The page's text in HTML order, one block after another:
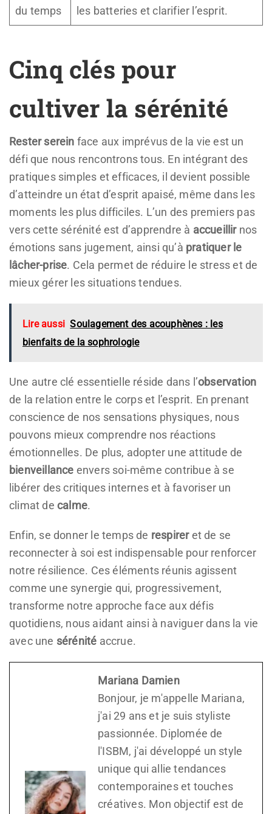
du temps
les batteries et clarifier l’esprit.
Cinq clés pour
cultiver la sérénité
Rester serein face aux imprévus de la vie est un
défi que nous rencontrons tous. En intégrant des
pratiques simples et efficaces, il devient possible
d’atteindre un état d’esprit apaisé, même dans les
moments les plus difficiles. L’un des premiers pas
vers cette sérénité est d’apprendre à accueillirnos
émotions sans jugement, ainsi qu’à pratiquer le
lâcher-prise. Cela permet de réduire le stress et de
mieux gérer les situations tendues.
Lire aussi Soulagement des acouphènes : les
bienfaits de la sophrologie
Une autre clé essentielle réside dans l’observation
de la relation entre le corps et l’esprit. En prenant
conscience de nos sensations physiques, nous
pouvons mieux comprendre nos réactions
émotionnelles. De plus, adopter une attitude de
bienveillance envers soi-même contribue à se
libérer des critiques internes et à favoriser un
climat de calme.
Enfin, se donner le temps de respireret de se
reconnecter à soi est indispensable pour renforcer
notre résilience. Ces éléments réunis agissent
comme une synergie qui, progressivement,
transforme notre approche face aux défis
quotidiens, nous aidant ainsi à naviguer dans la vie
avec une sérénité accrue.
Mariana Damien
Bonjour, je m'appelle Mariana,
j'ai 29 ans et je suis styliste
passionnée. Diplomée de
l'ISBM, j'ai développé un style
unique qui allie tendances
contemporaines et touches
créatives. Mon objectif est de